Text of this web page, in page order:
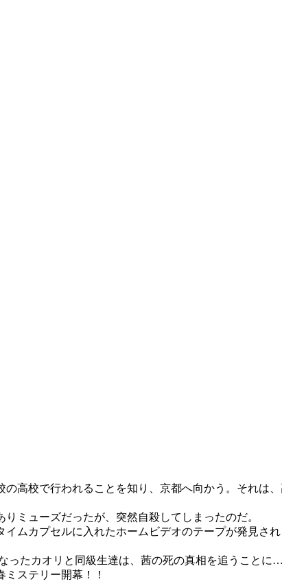
高校で行われることを知り、京都へ向かう。それは
ミューズだったが、突然自殺してしまったのだ。
ムカプセルに入れたホームビデオのテープが発見さ
たカオリと同級生達は、茜の死の真相を追うことに
ステリー開幕！！